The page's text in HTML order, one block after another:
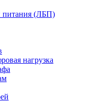
питания (ЛБП)
нагрузка